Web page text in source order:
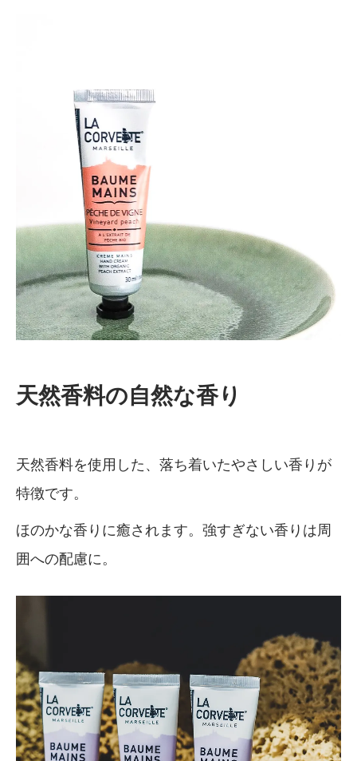
天然香料の自然な香り
天然香料を使用した、落ち着いたやさしい香りが
特徴です。
ほのかな香りに癒されます。強すぎない香りは周
囲への配慮に。